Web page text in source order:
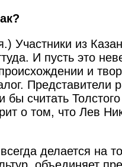
Участники из
И пусть это
и
Представители
бы считать
о том, что Лев
делается на